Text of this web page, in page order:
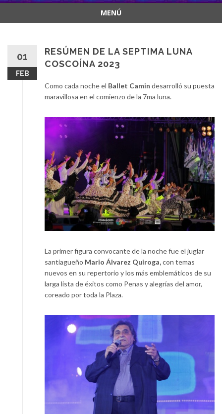
MENÚ
01
FEB
RESÚMEN DE LA SEPTIMA LUNA
COSCOÍNA 2023
Como cada noche el Ballet Camin desarrolló su puesta
maravillosa en el comienzo de la 7ma luna.
La primer figura convocante de la noche fue el juglar
santiagueño Mario Álvarez Quiroga,con temas
nuevos en su repertorio y los más emblemáticos de su
larga lista de éxitos como Penas y alegrías del amor,
coreado por toda la Plaza.